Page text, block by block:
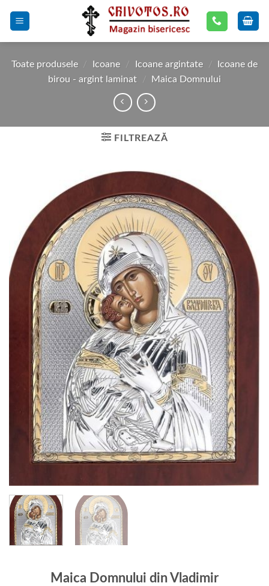
Toate produsele / Icoane / Icoane argintate /
Icoane de
birou - argint laminat
/ Maica Domnului
FILTREAZĂ
Maica Domnului din Vladimir